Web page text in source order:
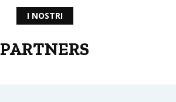
I NOSTRI
PARTNERS